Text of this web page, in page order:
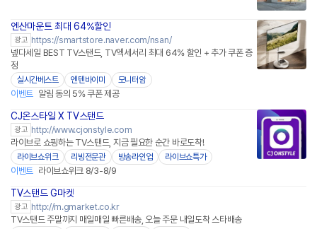
엔산마운트 최대 64%할인
광고 https://smartstore.naver.com/nsan/
넾다세일 BEST TV스탠드, TV엑세서리 최대 64% 할인 + 추가 쿠폰 증
정
실시간베스트 엔텐바이미 모니터암
이벤트 알림 동의 5% 쿠폰 제공
CJ온스타일 X TV스탠드
광고 http://www.cjonstyle.com
라이브로 쇼핑하는 TV스탠드, 지금 필요한 순간 바로도착!
라이브쇼위크 리빙전문관 방송라인업 라이브쇼특가
이벤트 라이브쇼위크 8/3-8/9
TV스탠드 G마켓
광고 http://m.gmarket.co.kr
TV스탠드 주말까지 매일매일 빠른배송, 오늘 주문 내일도착 스타배송